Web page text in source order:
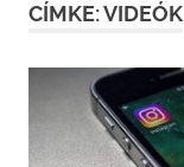
CÍMKE: VIDEÓK